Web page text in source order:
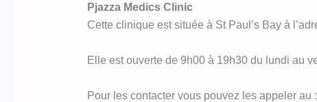
Pjazza Medics Clinic
Cette clinique est située à St Paul’s Bay à
Elle est ouverte de 9h00 à 19h30 du lundi au
Pour les contacter vous pouvez les appeler